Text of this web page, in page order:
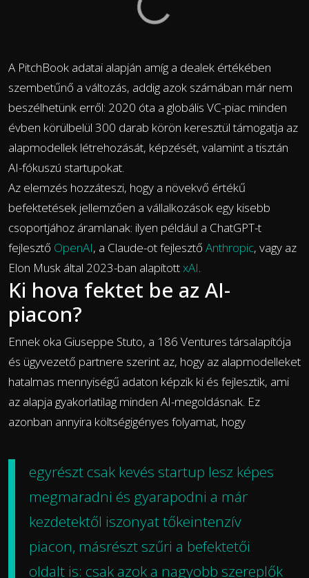
A PitchBook adatai alapján amíg a dealek értékében
szembetűnő a változás, addig azok számában már nem
beszélhetünk erről: 2020 óta a globális VC-piac minden
évben körülbelül 300 darab körön keresztül támogatja az
alapmodellek létrehozását, képzését, valamint a tisztán
AI-fókuszú startupokat.
Az elemzés hozzáteszi, hogy a növekvő értékű
befektetések jellemzően a vállalkozások egy kisebb
csoportjához áramlanak: ilyen például a ChatGPT-t
fejlesztő OpenAI, a Claude-ot fejlesztő Anthropic, vagy az
Elon Musk által 2023-ban alapítottxAI.
Ki hova fektet be az AI-
piacon?
Ennek oka Giuseppe Stuto, a 186 Ventures társalapítója
és ügyvezető partnere szerint az, hogy az alapmodelleket
hatalmas mennyiségű adaton képzik ki és fejlesztik, ami
az alapja gyakorlatilag minden AI-megoldásnak. Ez
azonban annyira költségigényes folyamat, hogy
egyrészt csak kevés startup lesz képes
megmaradni és gyarapodni a már
kezdetektől iszonyat tőkeintenzív
piacon, másrészt szűri a befektetői
oldalt is: csak azok a nagyobb szereplők